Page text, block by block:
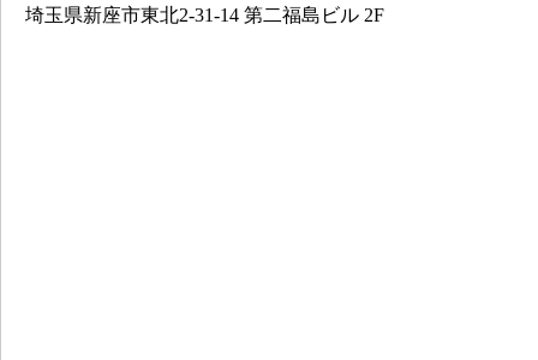
埼玉県新座市東北2-31-14 第二福島ビル 2F